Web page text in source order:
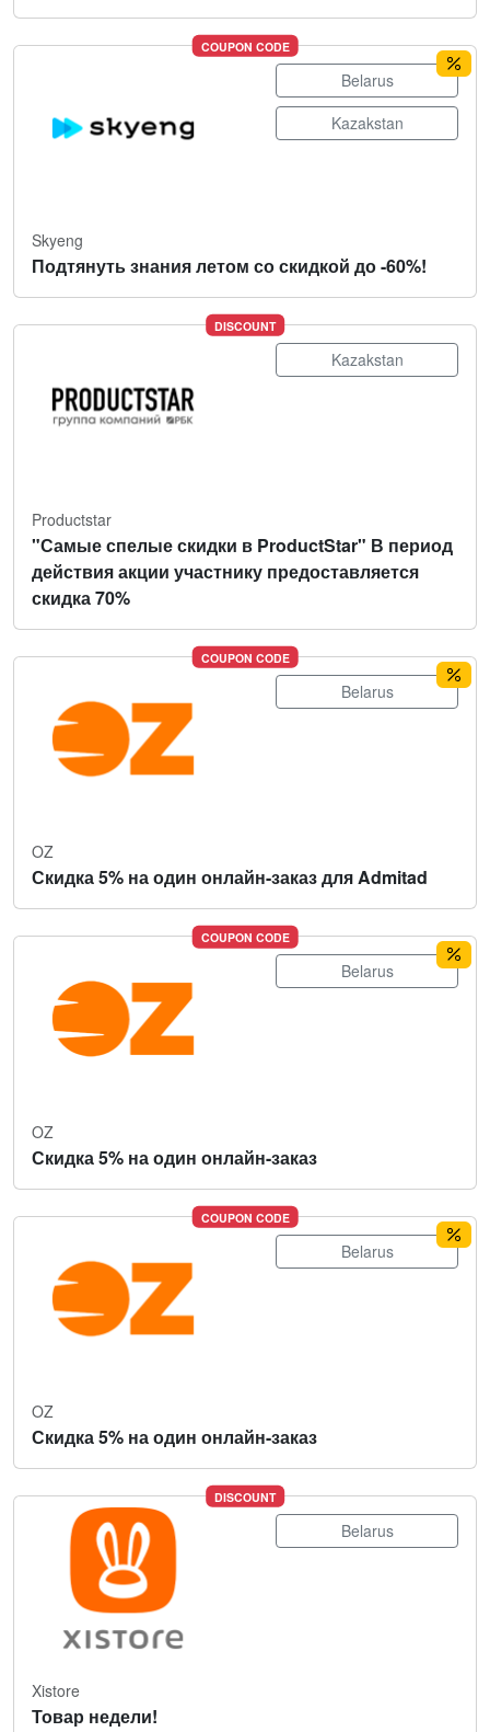
COUPON CODE
Belarus
Kazakstan
Skyeng
Подтянуть знания летом со скидкой до -60%!
DISCOUNT
Kazakstan
Productstar
"Самые спелые скидки в ProductStar" В период
действия акции участнику предоставляется
скидка 70%
COUPON CODE
Belarus
OZ
Скидка 5% на один онлайн-заказ для Admitad
COUPON CODE
Belarus
OZ
Скидка 5% на один онлайн-заказ
COUPON CODE
Belarus
OZ
Скидка 5% на один онлайн-заказ
DISCOUNT
Belarus
Xistore
Товар недели!